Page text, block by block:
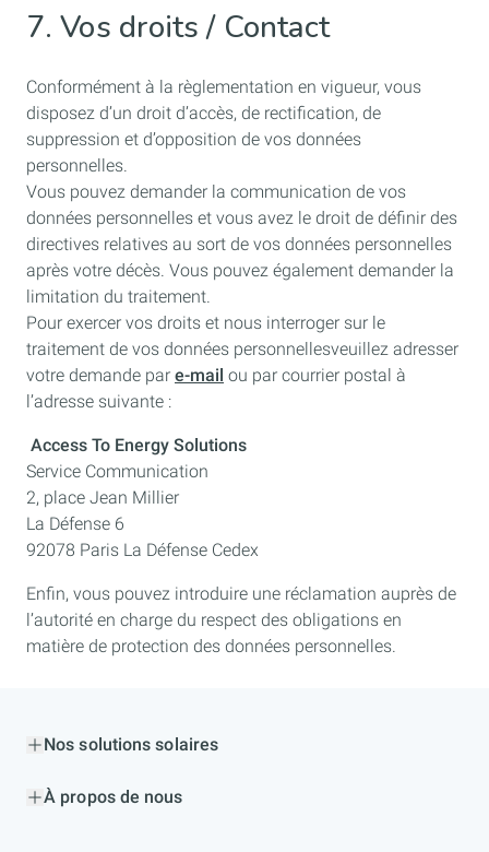
7. Vos droits / Contact
Conformément à la règlementation en vigueur, vous
disposez d’un droit d’accès, de rectification, de
suppression et d’opposition de vos données
personnelles.
Vous pouvez demander la communication de vos
données personnelles et vous avez le droit de définir des
directives relatives au sort de vos données personnelles
après votre décès. Vous pouvez également demander la
limitation du traitement.
Pour exercer vos droits et nous interroger sur le
traitement de vos données personnellesveuillez adresser
votre demande par e-mail ou par courrier postal à
l’adresse suivante :
Access To Energy Solutions
Service Communication
2, place Jean Millier
La Défense 6
92078 Paris La Défense Cedex
Enfin, vous pouvez introduire une réclamation auprès de
l’autorité en charge du respect des obligations en
matière de protection des données personnelles.
Nos solutions solaires
À propos de nous